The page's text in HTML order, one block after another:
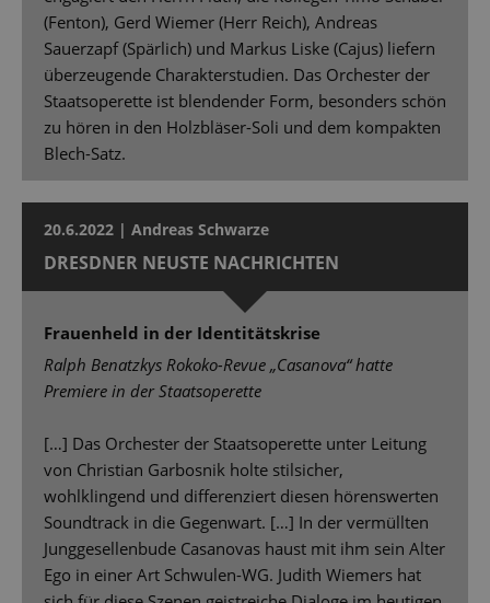
(Fenton), Gerd Wiemer (Herr Reich), Andreas
Sauerzapf (Spärlich) und Markus Liske (Cajus) liefern
überzeugende Charakterstudien. Das Orchester der
Staatsoperette ist blendender Form, besonders schön
zu hören in den Holzbläser-Soli und dem kompakten
Blech-Satz.
20.6.2022 | Andreas Schwarze
DRESDNER NEUSTE NACHRICHTEN
Frauenheld in der Identitätskrise
Ralph Benatzkys Rokoko-Revue „Casanova“ hatte
Premiere in der Staatsoperette
[…] Das Orchester der Staatsoperette unter Leitung
von Christian Garbosnik holte stilsicher,
wohlklingend und differenziert diesen hörenswerten
Soundtrack in die Gegenwart. […] In der vermüllten
Junggesellenbude Casanovas haust mit ihm sein Alter
Ego in einer Art Schwulen-WG. Judith Wiemers hat